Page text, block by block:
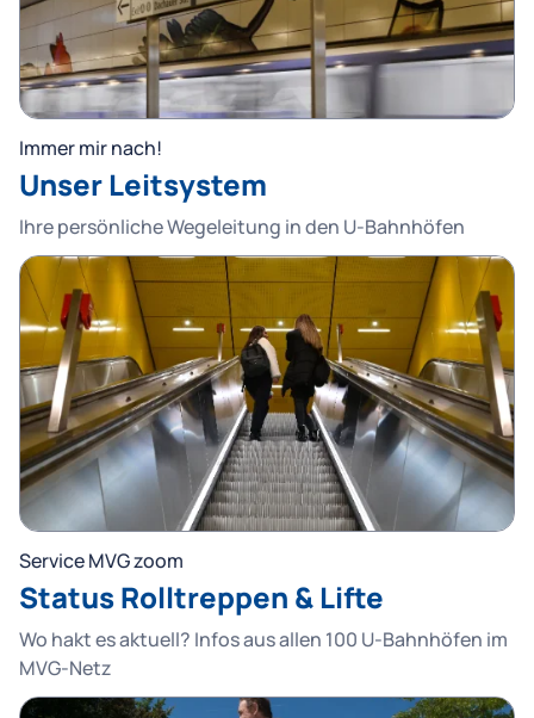
Immer mir nach!
Unser Leitsystem
Ihre persönliche Wegeleitung in den U-Bahnhöfen
Service MVG zoom
Status Rolltreppen & Lifte
Wo hakt es aktuell? Infos aus allen 100 U-Bahnhöfen im
MVG-Netz